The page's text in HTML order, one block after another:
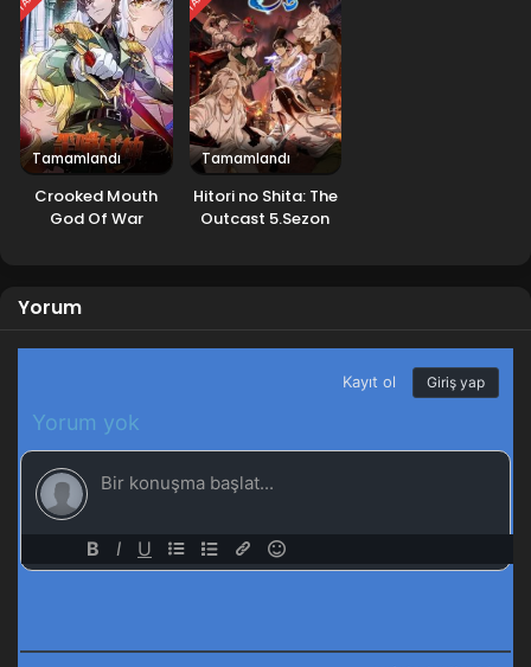
Tamamlandı
Crooked Mouth
God Of War
Tamamlandı
Hitori no Shita: The
Outcast 5.Sezon
Yorum